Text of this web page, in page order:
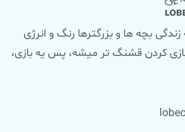
بچه ها و بزرگترها رنگ و انرژی
کردن قشنگ تر میشه، پس یه بازی،